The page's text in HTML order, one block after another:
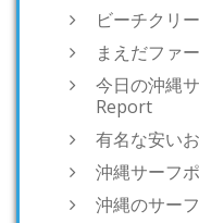
ビーチクリ
まえだファ
今日の沖縄
Report
有名な安い
沖縄サーフ
沖縄のサー